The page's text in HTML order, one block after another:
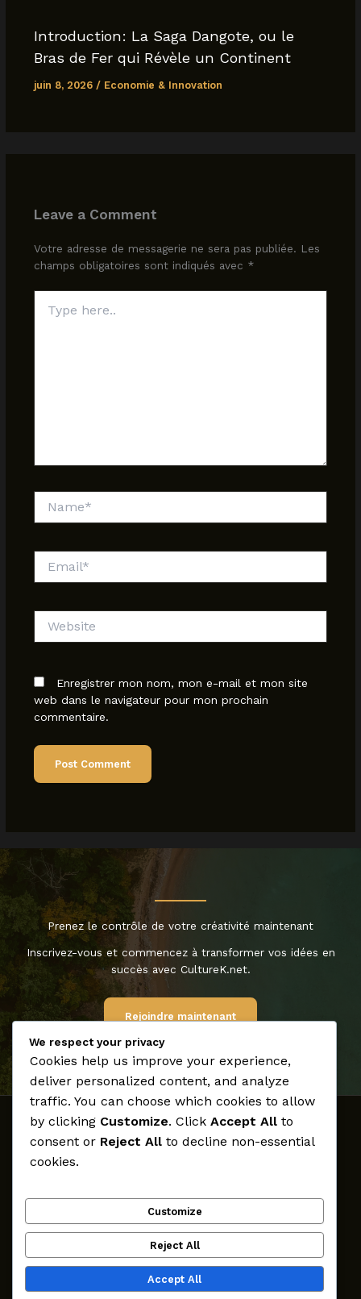
Introduction: La Saga Dangote, ou le
Bras de Fer qui Révèle un Continent
juin 8, 2026 / Economie & Innovation
Leave a Comment
Votre adresse de messagerie ne sera pas publiée. Les
champs obligatoires sont indiqués avec *
here..
Enregistrer mon nom, mon e-mail et mon site
web dans le navigateur pour mon prochain
commentaire.
Prenez le contrôle de votre créativité maintenant
Inscrivez-vous et commencez à transformer vos idées en
succès avec CultureK.net.
Rejoindre maintenant
Accueil
Médias
Participer
CultureK
Contact
We respect your privacy
Cookies help us improve your experience,
deliver personalized content, and analyze
traffic. You can choose which cookies to allow
by clicking Customize. Click Accept All to
consent or Reject All to decline non-essential
cookies.
Customize
Reject All
Accept All